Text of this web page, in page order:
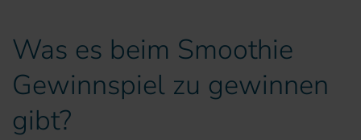
Was es beim Smoothie
Gewinnspiel zu gewinnen
gibt?